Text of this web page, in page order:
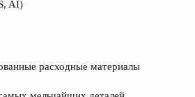
AI)​
расходные материалы​